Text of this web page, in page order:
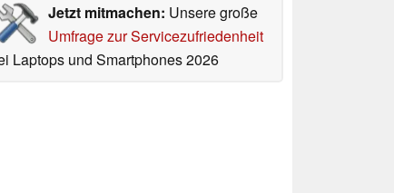
Jetzt mitmachen: Unsere große
Umfrage zur Servicezufriedenheit
Laptops und Smartphones 2026